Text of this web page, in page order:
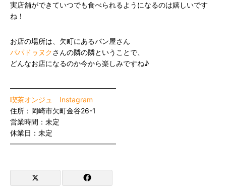
実店舗ができていつでも食べられるようになるのは嬉しいです
ね！
お店の場所は、欠町にあるパン屋さん
パパドゥヌクさんの隣の隣ということで、
どんなお店になるのか今から楽しみですね♪
━━━━━━━━━━━━━━━
喫茶オンジュ
Instagram
住所：岡崎市欠町金谷26-1
営業時間：未定
休業日：未定
━━━━━━━━━━━━━━━